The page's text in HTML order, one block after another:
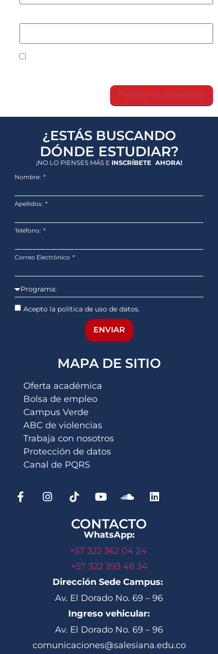
¿ESTÁS BUSCANDO
DÓNDE ESTUDIAR?
¡NO LO PIENSES MÁS E INSCRÍBETE AHORA!
Nombre:
Apellidos:
Teléfono:
Correo Electrónico
Acepto la política de uso de datos.
ENVIAR
MAPA DE SITIO
Oferta académica
Bolsa de empleo
Campus Verde
ABC de violencias
Trabaja con nosotros
Protección de datos
Canal de PQRS
CONTACTO
WhatsApp:
+57 322 362 04 24
+57 322 393 48 34
Dirección Sede Campus:
Av. El Dorado No. 69 – 96
Ingreso vehicular:
Av. El Dorado No. 69 – 96
comunicaciones@salesiana.edu.co